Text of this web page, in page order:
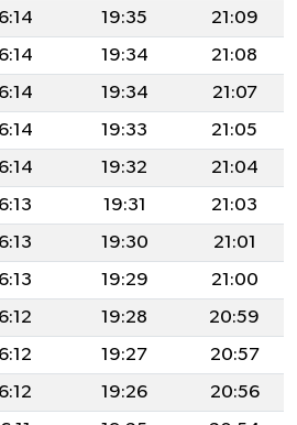
19:35
21:09
19:34
21:08
19:34
21:07
19:33
21:05
19:32
21:04
19:31
21:03
19:30
21:01
19:29
21:00
19:28
20:59
19:27
20:57
19:26
20:56